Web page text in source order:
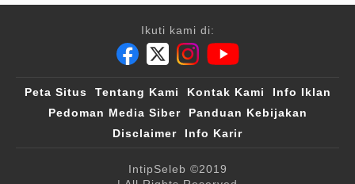
Ikuti kami di:
Peta Situs Tentang Kami Kontak Kami
Info Iklan
Pedoman Media Siber
Panduan Kebijakan
Disclaimer
Info Karir
IntipSeleb ©2019